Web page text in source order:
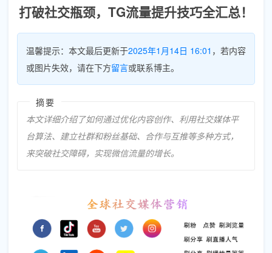
打破社交瓶颈，TG流量提升技巧全汇总！
温馨提示：本文最后更新于2025年1月14日 16:01 ，若内容
或图片失效，请在下方留言或联系博主。
摘要
本文详细介绍了如何通过优化内容创作、利用社交媒体平
台算法、建立社群和粉丝基础、合作与互推等多种方式，
来突破社交障碍，实现微信流量的增长。